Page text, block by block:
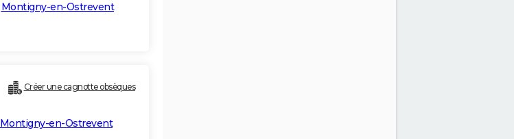
Montigny-en-Ostrevent
Créer une cagnotte obsèques
Montigny-en-Ostrevent